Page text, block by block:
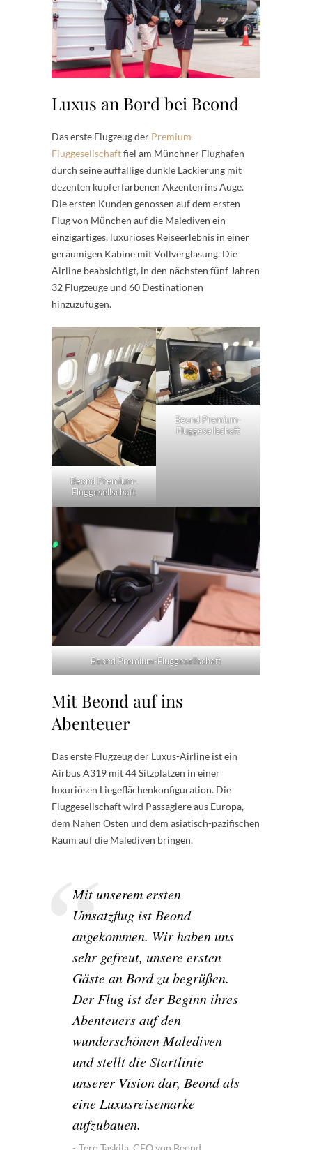
Luxus an Bord bei Beond
Das erste Flugzeug der Premium-
Fluggesellschaftfiel am Münchner Flughafen
durch seine auffällige dunkle Lackierung mit
dezenten kupferfarbenen Akzenten ins Auge.
Die ersten Kunden genossen auf dem ersten
Flug von München auf die Malediven ein
einzigartiges, luxuriöses Reiseerlebnis in einer
geräumigen Kabine mit Vollverglasung. Die
Airline beabsichtigt, in den nächsten fünf Jahren
32 Flugzeuge und 60 Destinationen
hinzuzufügen.
Beond Premium-
Fluggesellschaft
Beond Premium-
Fluggesellschaft
Beond Premium-Fluggesellschaft
Mit Beond auf ins
Abenteuer
Das erste Flugzeug der Luxus-Airline ist ein
Airbus A319 mit 44 Sitzplätzen in einer
luxuriösen Liegeflächenkonfiguration. Die
Fluggesellschaft wird Passagiere aus Europa,
dem Nahen Osten und dem asiatisch-pazifischen
Raum auf die Malediven bringen.
Mit unserem ersten
Umsatzflug ist Beond
angekommen. Wir haben uns
sehr gefreut, unsere ersten
Gäste an Bord zu begrüßen.
Der Flug ist der Beginn ihres
Abenteuers auf den
wunderschönen Malediven
und stellt die Startlinie
unserer Vision dar, Beond als
eine Luxusreisemarke
aufzubauen.
Tero Taskila, CEO von Beond